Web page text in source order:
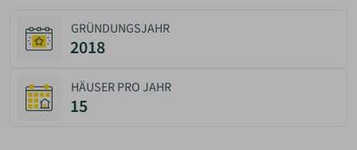
GRÜNDUNGSJAHR
2018
HÄUSER PRO JAHR
15